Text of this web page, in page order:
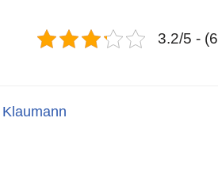
3.2/5 -